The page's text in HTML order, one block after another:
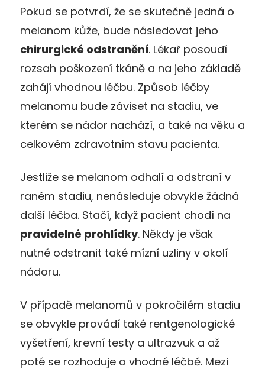
Pokud se potvrdí, že se skutečně jedná o
melanom kůže, bude následovat jeho
chirurgické odstranění. Lékař posoudí
rozsah poškození tkáně a na jeho základě
zahájí vhodnou léčbu. Způsob léčby
melanomu bude záviset na stadiu, ve
kterém se nádor nachází, a také na věku a
celkovém zdravotním stavu pacienta.
Jestliže se melanom odhalí a odstraní v
raném stadiu, nenásleduje obvykle žádná
další léčba. Stačí, když pacient chodí na
pravidelné prohlídky. Někdy je však
nutné odstranit také mízní uzliny v okolí
nádoru.
V případě melanomů v pokročilém stadiu
se obvykle provádí také rentgenologické
vyšetření, krevní testy a ultrazvuk a až
poté se rozhoduje o vhodné léčbě. Mezi